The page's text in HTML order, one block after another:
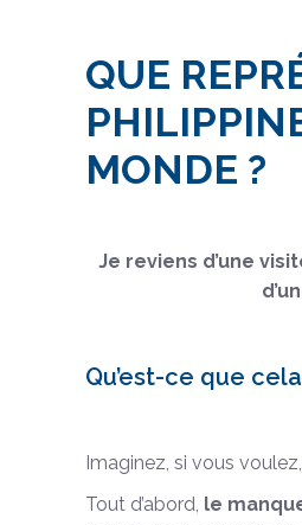
QUE
MONDE ?
Je reviens d’une
Qu’est-ce que
Imaginez, si vous
Tout d’abord, le